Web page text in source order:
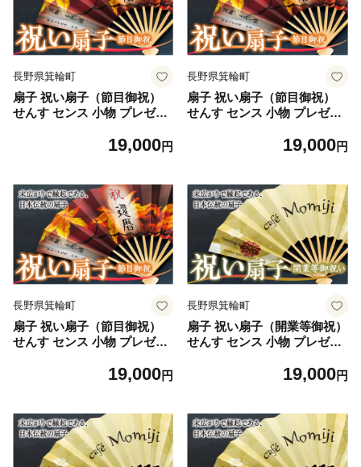
長野県箕輪町
扇子 祝い扇子（節目御祝）
せんす センス 小物 プレゼン
19,000円
長野県箕輪町
扇子 祝い扇子（節目御祝）
せんす センス 小物 プレゼン
19,000円
長野県箕輪町
扇子 祝い扇子（節目御祝）
せんす センス 小物 プレゼン
19,000円
長野県箕輪町
扇子 祝い扇子（開業等御祝）
せんす センス 小物 プレゼン
19,000円